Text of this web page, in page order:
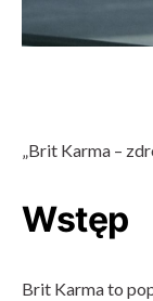
„Brit Karma –
Wstęp
Brit Karma to